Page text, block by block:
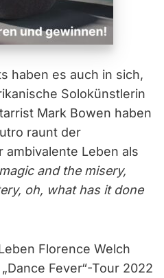
haben es auch in sich,
Solokünstlerin
Mark Bowen haben
raunt der
Leben als
and the misery,
oh, what has it done
Florence Welch
Fever“-Tour 2022